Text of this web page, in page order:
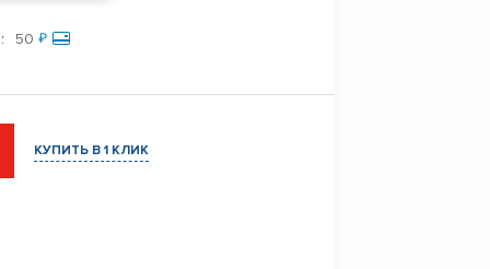
50 ₽
КУПИТЬ В 1 КЛИК